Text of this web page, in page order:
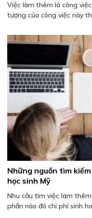
Việc làm thêm là công
tượng của công việc này
Những nguồn tìm
học sinh Mỹ
Nhu cầu tìm việc làm
phần nào đó chi phí sinh